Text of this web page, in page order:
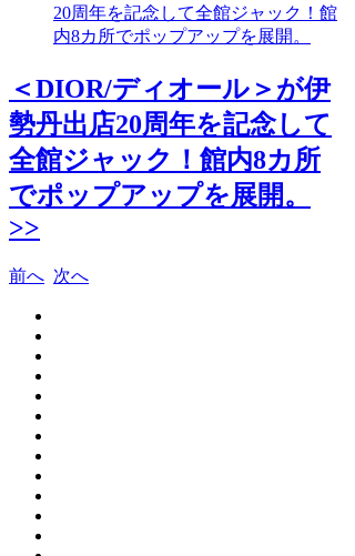
20周年を記念して全館ジャック！館
内8カ所でポップアップを展開。
＜DIOR/ディオール＞が伊
勢丹出店20周年を記念して
全館ジャック！館内8カ所
でポップアップを展開。
>>
前へ 次へ